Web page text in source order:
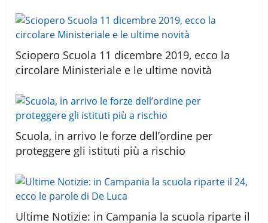
Sciopero Scuola 11 dicembre 2019, ecco la
circolare Ministeriale e le ultime novità
Scuola, in arrivo le forze dell’ordine per
proteggere gli istituti più a rischio
Ultime Notizie: in Campania la scuola riparte il